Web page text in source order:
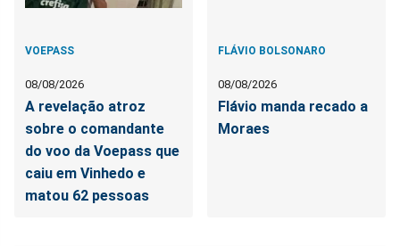
VOEPASS
08/08/2026
A revelação atroz
sobre o comandante
do voo da Voepass que
caiu em Vinhedo e
matou 62 pessoas
FLÁVIO BOLSONARO
08/08/2026
Flávio manda recado a
Moraes